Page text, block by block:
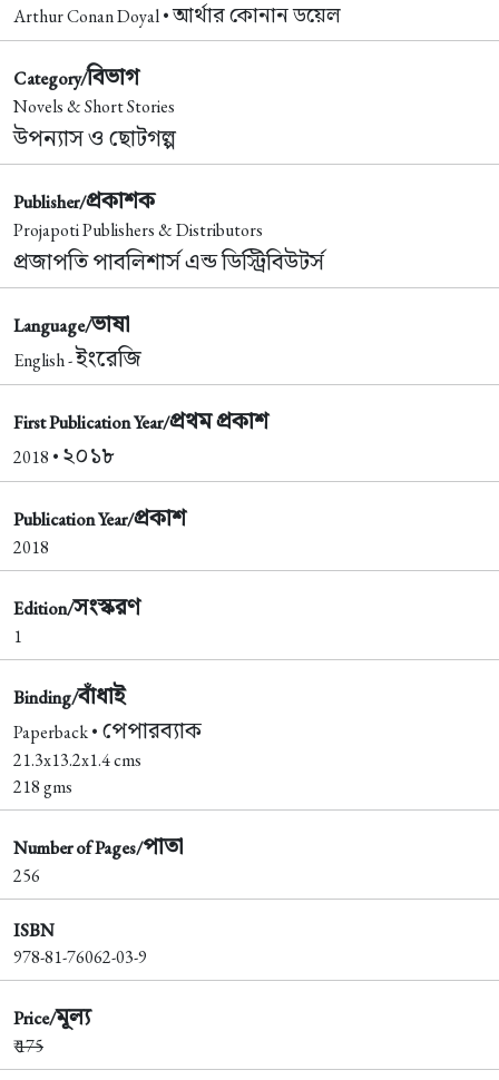
Arthur Conan Doyal •আর্থার কোনান ডয়েল
Category/বিভাগ
Novels & Short Stories
উপন্যাস ও ছোটগল্প
Publisher/প্রকাশক
Projapoti Publishers & Distributors
প্রজাপতি পাবলিশার্স এন্ড ডিস্ট্রিবিউটর্স
Language/ভাষা
English -ইংরেজি
First Publication Year/প্রথম প্রকাশ
2018 • ২০১৮
Publication Year/প্রকাশ
2018
Edition/সংস্করণ
1
Binding/বাঁধাই
Paperback • পেপারব্যাক
21.3x13.2x1.4 cms
218 gms
Number of Pages/পাতা
256
ISBN
978-81-76062-03-9
Price/মূল্য
₹175